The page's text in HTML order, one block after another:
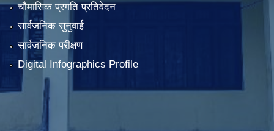
चौमासिक प्रगति प्रतिवेदन
सार्वजनिक सुनुवाई
सार्वजनिक परीक्षण
Digital Infographics Profile